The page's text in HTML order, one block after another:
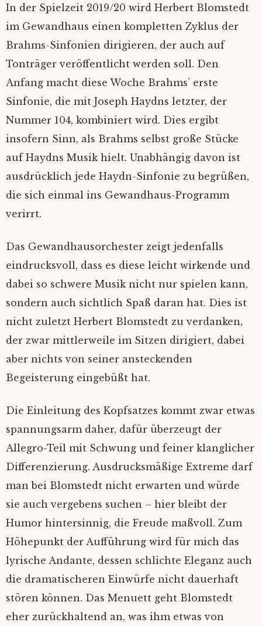
In der Spielzeit 2019/20 wird Herbert Blomstedt
im Gewandhaus einen kompletten Zyklus der
Brahms-Sinfonien dirigieren, der auch auf
Tonträger veröffentlicht werden soll. Den
Anfang macht diese Woche Brahms’ erste
Sinfonie, die mit Joseph Haydns letzter, der
Nummer 104, kombiniert wird. Dies ergibt
insofern Sinn, als Brahms selbst große Stücke
auf Haydns Musik hielt. Unabhängig davon ist
ausdrücklich jede Haydn-Sinfonie zu begrüßen,
die sich einmal ins Gewandhaus-Programm
verirrt.
Das Gewandhausorchester zeigt jedenfalls
eindrucksvoll, dass es diese leicht wirkende und
dabei so schwere Musik nicht nur spielen kann,
sondern auch sichtlich Spaß daran hat. Dies ist
nicht zuletzt Herbert Blomstedt zu verdanken,
der zwar mittlerweile im Sitzen dirigiert, dabei
aber nichts von seiner ansteckenden
Begeisterung eingebüßt hat.
Die Einleitung des Kopfsatzes kommt zwar etwas
spannungsarm daher, dafür überzeugt der
Allegro-Teil mit Schwung und feiner klanglicher
Differenzierung. Ausdrucksmäßige Extreme darf
man bei Blomstedt nicht erwarten und würde
sie auch vergebens suchen – hier bleibt der
Humor hintersinnig, die Freude maßvoll. Zum
Höhepunkt der Aufführung wird für mich das
lyrische Andante, dessen schlichte Eleganz auch
die dramatischeren Einwürfe nicht dauerhaft
stören können. Das Menuett geht Blomstedt
eher zurückhaltend an, was ihm etwas von